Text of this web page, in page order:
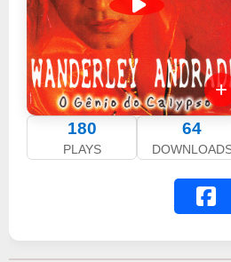
180
PLAYS
64